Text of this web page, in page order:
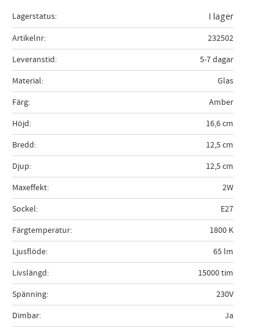
Lagerstatus
I lager
Artikelnr
232502
Leveranstid
5-7 dagar
Material
Glas
Färg
Amber
Höjd
16,6 cm
Bredd
12,5 cm
Djup
12,5 cm
Maxeffekt
2W
Sockel
E27
Färgtemperatur
1800 K
Ljusflöde
65 lm
Livslängd
15000 tim
Spänning
230V
Dimbar
Ja